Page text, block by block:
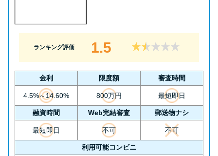
ランキング評価 1.5
金利 限度額 審査時間
4.5%～14.60% 800万円 最短即日
融資時間 Web完結審査 郵送物ナシ
最短即日 不可 不可
利用可能コンビニ